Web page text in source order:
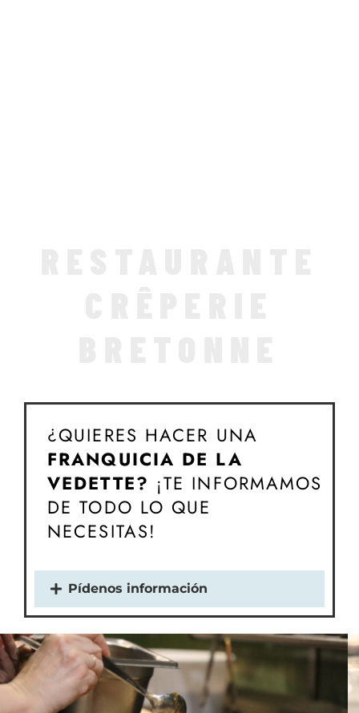
¿QUIERES HACER UNA
FRANQUICIA DE LA
VEDETTE? ¡TE INFORMAMOS
DE TODO LO QUE
NECESITAS!
Pídenos información